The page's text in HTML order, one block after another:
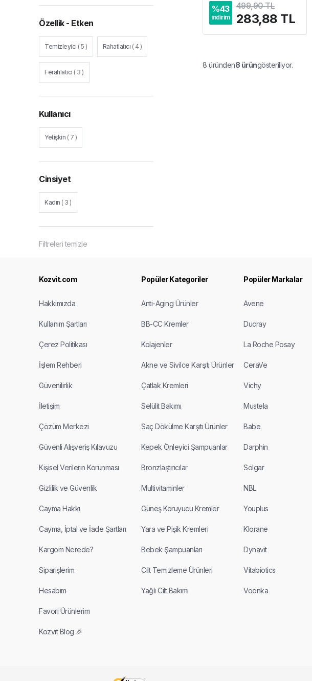
Özellik - Etken
Temizleyici ( 5 ) Rahatlatıcı ( 4 )
Ferahlatıcı ( 3 )
Kullanıcı
Yetişkin ( 7 )
Cinsiyet
Kadın ( 3 )
Filtreleri temizle
%43
indirim
499,90 TL
283,88 TL
8 üründen8 ürüngösteriliyor.
Kozvit.com
Hakkımızda
Kullanım Şartları
Çerez Politikası
İşlem Rehberi
Güvenilirlik
İletişim
Çözüm Merkezi
Güvenli Alışveriş Kılavuzu
Kişisel Verilerin Korunması
Gizlilik ve Güvenlik
Cayma Hakkı
Cayma, İptal ve İade Şartları
Kargom Nerede?
Siparişlerim
Hesabım
Favori Ürünlerim
Kozvit Blog 🎉
Popüler Kategoriler
Anti-Aging Ürünler
BB-CC Kremler
Kolajenler
Akne ve Sivilce Karşıtı Ürünler
Çatlak Kremleri
Selülit Bakımı
Saç Dökülme Karşıtı Ürünler
Kepek Önleyici Şampuanlar
Bronzlaştırıcılar
Multivitaminler
Güneş Koruyucu Kremler
Yara ve Pişik Kremleri
Bebek Şampuanları
Cilt Temizleme Ürünleri
Yağlı Cilt Bakımı
Popüler Markalar
Avene
Ducray
La Roche Posay
CeraVe
Vichy
Mustela
Babe
Darphin
Solgar
NBL
Youplus
Klorane
Dynavit
Vitabiotics
Voonka